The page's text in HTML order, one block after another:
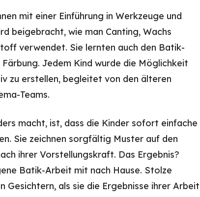
mit einer Einführung in Werkzeuge und
beigebracht, wie man Canting, Wachs
verwendet. Sie lernten auch den Batik-
Jedem Kind wurde die Möglichkeit
zu erstellen, begleitet von den älteren
Teams.
macht, ist, dass die Kinder sofort einfache
Sie zeichnen sorgfältig Muster auf den
ihrer Vorstellungskraft. Das Ergebnis?
Batik-Arbeit mit nach Hause. Stolze
Gesichtern, als sie die Ergebnisse ihrer Arbeit